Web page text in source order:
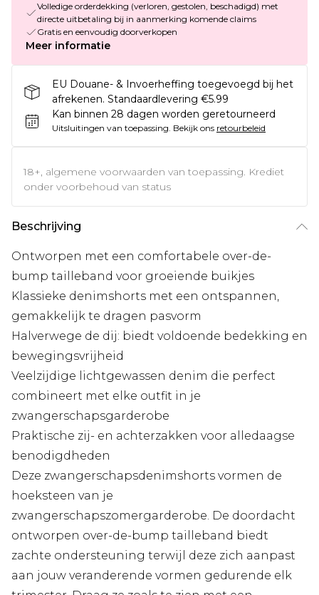
Volledige orderdekking (verloren, gestolen, beschadigd) met
directe uitbetaling bij in aanmerking komende claims
Gratis en eenvoudig doorverkopen
Meer informatie
EU Douane- & Invoerheffing toegevoegd bij het
afrekenen. Standaardlevering €5.99
Kan binnen 28 dagen worden geretourneerd
Uitsluitingen van toepassing. Bekijk ons retourbeleid
18+, algemene voorwaarden van toepassing. Krediet
onder voorbehoud van status
Beschrijving
Ontworpen met een comfortabele over-de-
bump tailleband voor groeiende buikjes
Klassieke denimshorts met een ontspannen,
gemakkelijk te dragen pasvorm
Halverwege de dij: biedt voldoende bedekking en
bewegingsvrijheid
Veelzijdige lichtgewassen denim die perfect
combineert met elke outfit in je
zwangerschapsgarderobe
Praktische zij- en achterzakken voor alledaagse
benodigdheden
Deze zwangerschapsdenimshorts vormen de
hoeksteen van je
zwangerschapszomergarderobe. De doordacht
ontworpen over-de-bump tailleband biedt
zachte ondersteuning terwijl deze zich aanpast
aan jouw veranderende vormen gedurende elk